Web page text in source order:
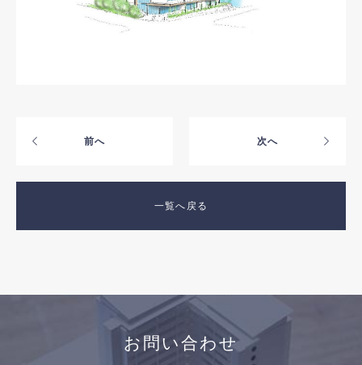
前へ
一覧へ戻る
次へ
お問い合わせ